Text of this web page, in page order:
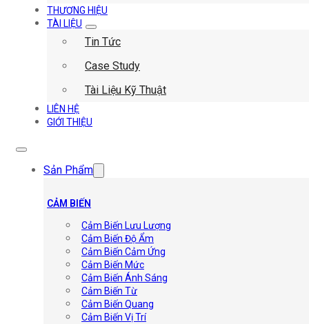
THƯƠNG HIỆU
TÀI LIỆU
Tin Tức
Case Study
Tài Liệu Kỹ Thuật
LIÊN HỆ
GIỚI THIỆU
Sản Phẩm
CẢM BIẾN
Cảm Biến Lưu Lượng
Cảm Biến Độ Ẩm
Cảm Biến Cảm Ứng
Cảm Biến Mức
Cảm Biến Ánh Sáng
Cảm Biến Từ
Cảm Biến Quang
Cảm Biến Vị Trí